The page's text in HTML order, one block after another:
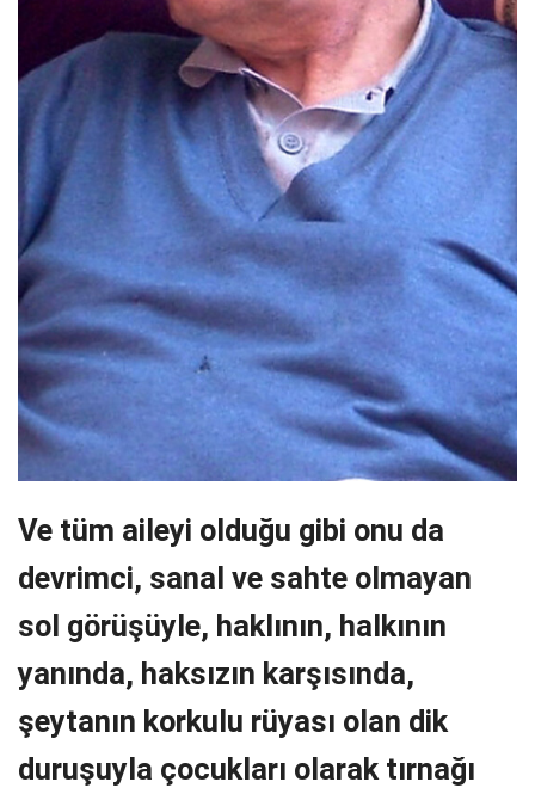
Ve tüm aileyi olduğu gibi onu da
devrimci, sanal ve sahte olmayan
sol görüşüyle, haklının, halkının
yanında, haksızın karşısında,
şeytanın korkulu rüyası olan dik
duruşuyla çocukları olarak tırnağı